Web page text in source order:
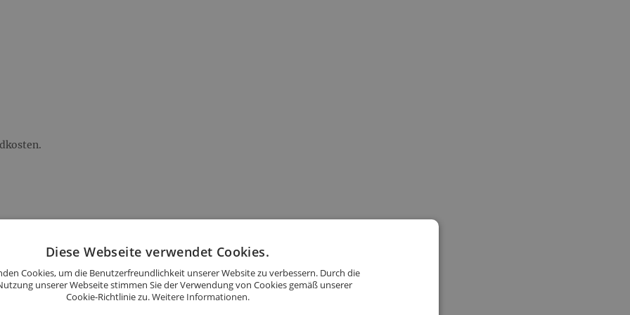
45,90 €.
Diese Webseite verwendet Cookies.
Cookies, um die Benutzerfreundlichkeit unserer Website zu verbessern. Durch die
unserer Webseite stimmen Sie der Verwendung von Cookies gemäß unserer
Cookie-Richtlinie zu.Weitere Informationen.